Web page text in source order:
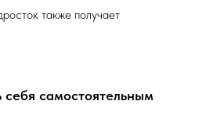
также получает
себя самостоятельным